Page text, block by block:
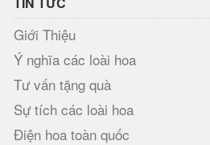
Giới Thiệu
Ý nghĩa các loài hoa
Tư vấn tặng quà
Sự tích các loài hoa
Điện hoa toàn quốc